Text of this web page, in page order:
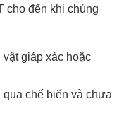
cho đến khi chúng
giáp xác hoặc
chế biến và chưa